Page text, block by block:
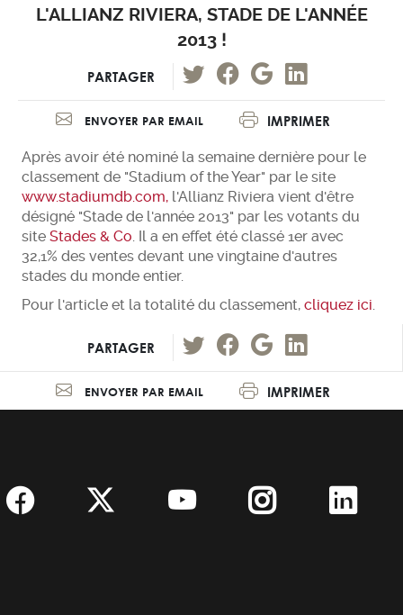
L'ALLIANZ RIVIERA, STADE DE L'ANNÉE
2013 !
PARTAGER
ENVOYER PAR EMAIL IMPRIMER
Après avoir été nominé la semaine dernière pour le
classement de "Stadium of the Year" par le site
www.stadiumdb.com, l'Allianz Riviera vient d'être
désigné "Stade de l'année 2013" par les votants du
site Stades & Co. Il a en effet été classé 1er avec
32,1% des ventes devant une vingtaine d'autres
stades du monde entier.
Pour l'article et la totalité du classement, cliquez ici.
PARTAGER
ENVOYER PAR EMAIL IMPRIMER